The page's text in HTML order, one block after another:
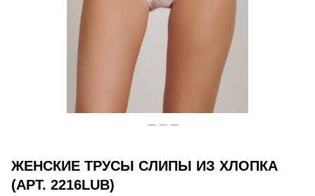
ЖЕНСКИЕ ТРУСЫ СЛИПЫ ИЗ ХЛОПКА
(АРТ. 2216LUB)